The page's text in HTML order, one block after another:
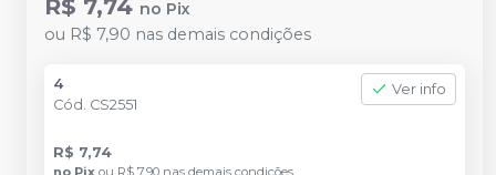
R$ 7,74 no Pix
ou R$ 7,90 nas demais condições
4
Cód. CS2551
Ver info
R$ 7,74
no Pix ou R$ 7,90 nas demais condições